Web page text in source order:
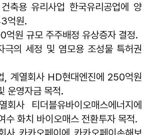
축용 유리사업 한국유리공업에 양
억원.
원 규모 주주배정 유상증자 결정.
의 세정 및 염모용 조성물 특허권
계열회사 HD현대엔진에 250억원
운영자금 목적.
사 티더블유바이오매스에너지에
수 화치 바이오매스 전환투자 목적.